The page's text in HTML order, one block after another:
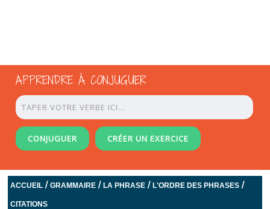
APPRENDRE À CONJUGUER
CONJUGUER CRÉER UN EXERCICE
ACCUEIL /GRAMMAIRE /LA PHRASE /L'ORDRE DES PHRASES /
CITATIONS